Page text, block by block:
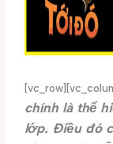
chính là thể
lớp. Điều đó